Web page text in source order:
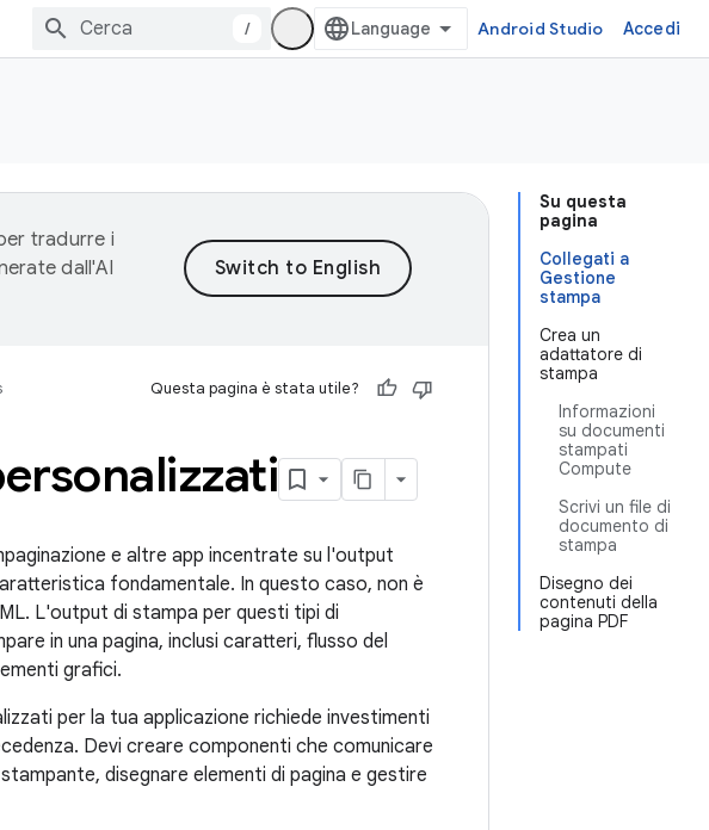
/ Android Studio Accedi
Su questa
pagina
Collegati a
Gestione
stampa
Crea un
adattatore di
stampa
Informazioni
su documenti
stampati
Compute
Scrivi un file di
documento di
stampa
Disegno dei
contenuti della
pagina PDF
tradurre i
dall'AI
Questa pagina è stata utile?
e altre app incentrate su l'output
fondamentale. In questo caso, non è
L'output di stampa per questi tipi di
in una pagina, inclusi caratteri, flusso del
grafici.
per la tua applicazione richiede investimenti
Devi creare componenti che comunicare
disegnare elementi di pagina e gestire